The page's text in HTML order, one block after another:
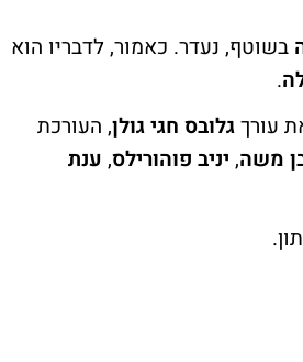
בשוטף, נעדר. כאמור, לדבריו הוא
.
עורךגלובס חגי גולן, העורכת
משה, יניב פוהורילס, ענת